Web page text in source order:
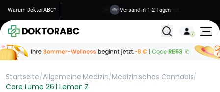
Warum DoktorABC? Versand in 1-2 Tagen
Alle
Startseite/Allgemeine Medizin/Medizinisches Cannabis/
Core Lume 26:1 Lemon Z